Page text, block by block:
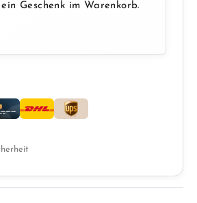
Geschenk im Warenkorb.